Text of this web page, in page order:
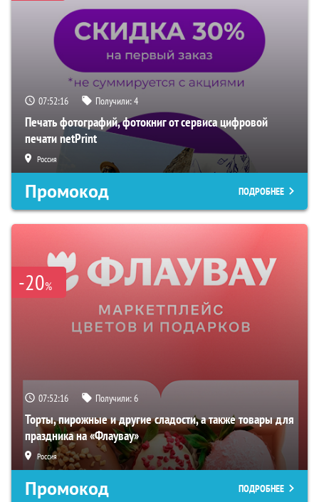
07:52:15 Получили:4
Печать фотографий, фотокниг от сервиса цифровой
печати netPrint
Россия
Промокод ПОДРОБНЕЕ
-20%
07:52:15 Получили:6
Торты, пирожные и другие сладости, а также товары для
праздника на «Флаувау»
Россия
Промокод ПОДРОБНЕЕ